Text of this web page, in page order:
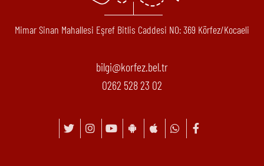
Mimar Sinan Mahallesi Eşref Bitlis Caddesi N0: 369 Körfez/Kocaeli
bilgi@korfez.bel.tr
0262 528 23 02